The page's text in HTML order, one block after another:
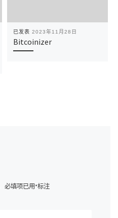
已发表 2023年11月28日
Bitcoinizer
必填项已用*标注